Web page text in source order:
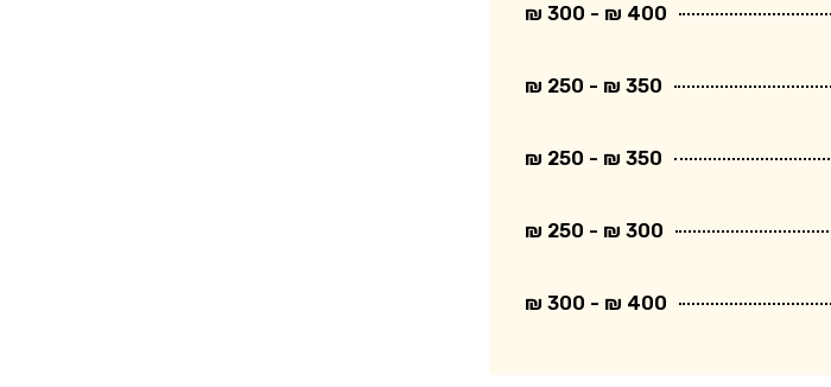
400 ₪ - 300 ₪
350 ₪ - 250 ₪
350 ₪ - 250 ₪
300 ₪ - 250 ₪
400 ₪ - 300 ₪